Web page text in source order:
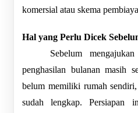
komersial atau skema
Hal yang Perlu Dicek
Sebelum
penghasilan bulanan masih
belum memiliki rumah
sudah lengkap. Persiapan